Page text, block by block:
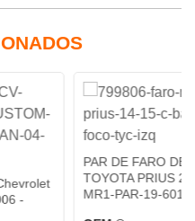
PAR DE FARO DE NIEBLA
TOYOTA PRIUS 2014-2015
MR1-PAR-19-6019-00-9A -